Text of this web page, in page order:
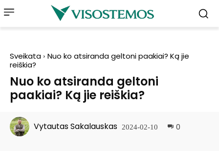
Sveikata
Nuo ko atsiranda geltoni paakiai? Ką jie
reiškia?
Nuo ko atsiranda geltoni
paakiai? Ką jie reiškia?
Vytautas Sakalauskas 2024-02-10 0